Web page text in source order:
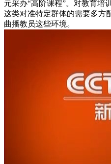
元采办“高阶课程”。对教育培
这类对准特定群体的需要多方
曲播教员这些环境。